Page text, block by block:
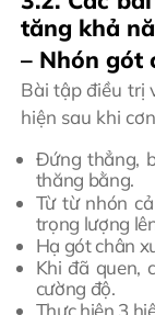
tăng khả
– Nhón gót
Bài tập điều trị
hiện sau khi
Đứng thẳng,
thăng bằng.
Từ từ nhón
trọng lượng
Hạ gót chân
Khi đã quen,
cường độ.
Thực hiện 3